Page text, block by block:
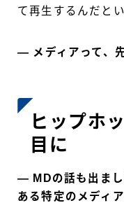
て再生するんだと
― メディアって、
ヒップホ
目に
― MDの話も出ま
ある特定のメディ